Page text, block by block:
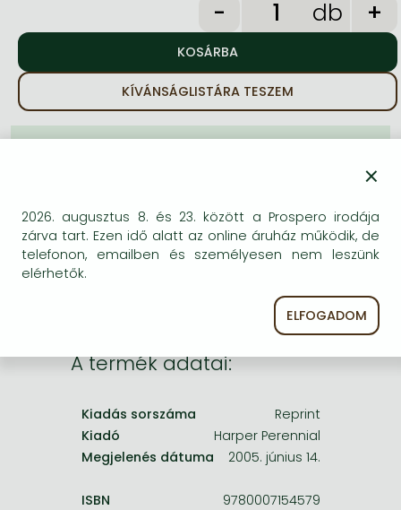
Bleach manga
One-Punch Man manga
db
KÍVÁNSÁGLISTÁRA TESZEM
beszerzésre. Ez általában néhány hét plusz időt
jelent.
A termék adatai:
Kiadás sorszáma
Reprint
Kiadó
Harper Perennial
Megjelenés dátuma
2005. június 14.
ISBN
9780007154579
×
2026. augusztus 8. és 23. között a Prospero irodája
zárva tart. Ezen idő alatt az online áruház működik, de
telefonon, emailben és személyesen nem leszünk
elérhetők.
ELFOGADOM